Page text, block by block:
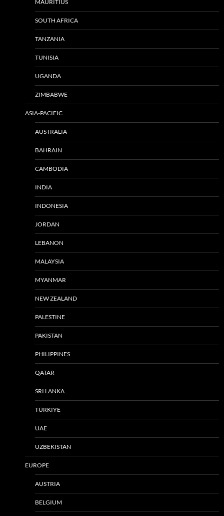
MAURITIUS
SOUTH AFRICA
TANZANIA
TUNISIA
UGANDA
ZIMBABWE
ASIA-PACIFIC
AUSTRALIA
BAHRAIN
CAMBODIA
INDIA
INDONESIA
JORDAN
LEBANON
MALAYSIA
MYANMAR
NEW ZEALAND
PALESTINE
PAKISTAN
PHILIPPINES
QATAR
SRI LANKA
TÜRKIYE
UAE
UZBEKISTAN
EUROPE
AUSTRIA
BELGIUM